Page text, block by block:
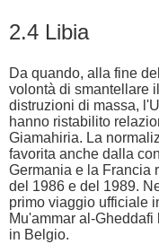
2.4 Libia
Da quando, alla fine
volontà di smantellare
distruzioni di massa,
hanno ristabilito
Giamahiria. La
favorita anche dalla
Germania e la Francia
del 1986 e del 1989.
primo viaggio ufficiale
Mu'ammar al-
in Belgio.